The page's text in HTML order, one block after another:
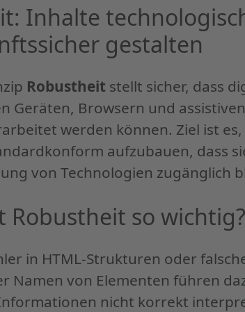
Inhalte
gestalten
Robustheit stellt sicher, dass
Geräten, Browsern und
werden können. Ziel ist
aufzubauen, dass
von Technologien zugänglich
Robustheit so wichtig?
in HTML-Strukturen oder
Namen von Elementen führen
nicht korrekt